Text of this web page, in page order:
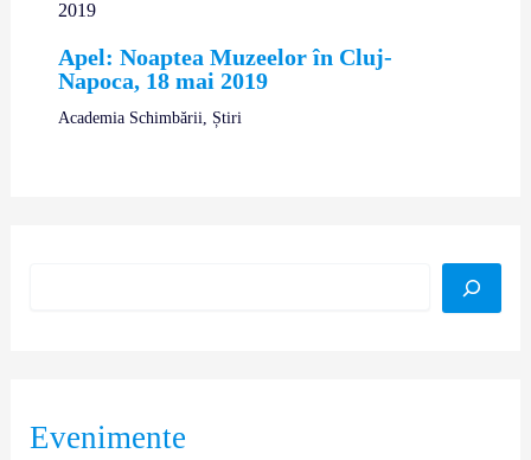
Apel: Noaptea Muzeelor în Cluj-
Napoca, 18 mai 2019
Academia Schimbării Știri
Evenimente